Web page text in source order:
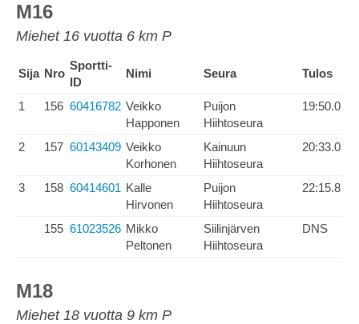
M16
Miehet 16 vuotta 6 km P
Sija Nro
Sportti-
ID
Nimi Seura Tulos
1 156 60416782 Veikko
Happonen
Puijon
Hiihtoseura
19:50.0
2 157 60143409 Veikko
Korhonen
Kainuun
Hiihtoseura
20:33.0
3 158 60414601 Kalle
Hirvonen
Puijon
Hiihtoseura
22:15.8
155 61023526 Mikko
Peltonen
Siilinjärven
Hiihtoseura
DNS
M18
Miehet 18 vuotta 9 km P